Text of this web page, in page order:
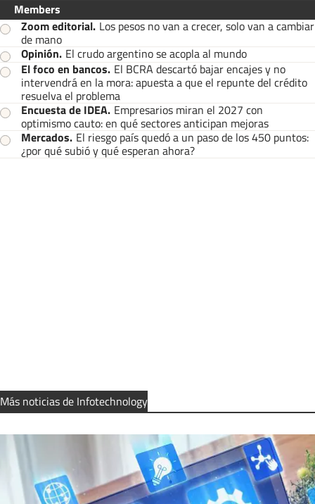
Members
Zoom editorial. Los pesos no van a crecer, solo van a cambiar
de mano
Opinión. El crudo argentino se acopla al mundo
El foco en bancos. El BCRA descartó bajar encajes y no
intervendrá en la mora: apuesta a que el repunte del crédito
resuelva el problema
Encuesta de IDEA. Empresarios miran el 2027 con
optimismo cauto: en qué sectores anticipan mejoras
Mercados. El riesgo país quedó a un paso de los 450 puntos:
¿por qué subió y qué esperan ahora?
Más noticias de Infotechnology